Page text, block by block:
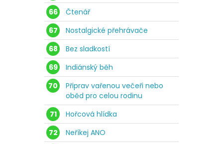
66
Čtenář
67
Nostalgické přehrávače
68
Bez sladkostí
69
Indiánský běh
70
Připrav vařenou večeři nebo
oběd pro celou rodinu
71
Hořcová hlídka
72
Neříkej ANO